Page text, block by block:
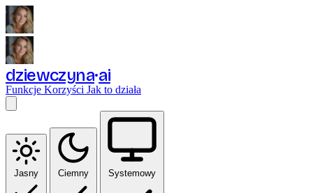
dziewczyna ai
Funkcje Korzyści Jak to działa
Jasny Ciemny Systemowy